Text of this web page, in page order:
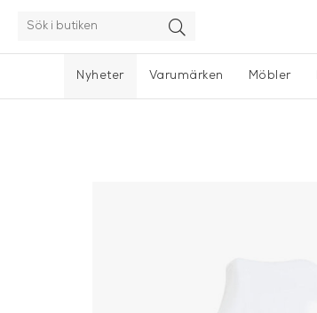
Nyheter Varumärken Möbler